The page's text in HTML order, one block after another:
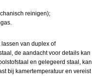
reinigen);
van duplex of
de aandacht voor details kan
en gelegeerd staal, kan
bij kamertemperatuur en vereist